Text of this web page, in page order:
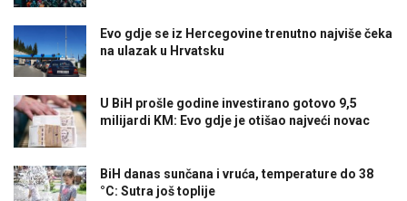
Evo gdje se iz Hercegovine trenutno najviše čeka
na ulazak u Hrvatsku
U BiH prošle godine investirano gotovo 9,5
milijardi KM: Evo gdje je otišao najveći novac
BiH danas sunčana i vruća, temperature do 38
°C: Sutra još toplije